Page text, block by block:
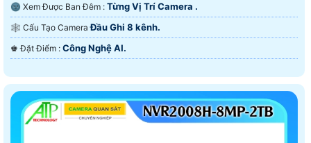
🌚 Xem Được Ban Đêm : Từng Vị Trí Camera .
🕸️ Cấu Tạo CameraĐầu Ghi 8 kênh.
️♚ Đặt Điểm : Công Nghệ AI.